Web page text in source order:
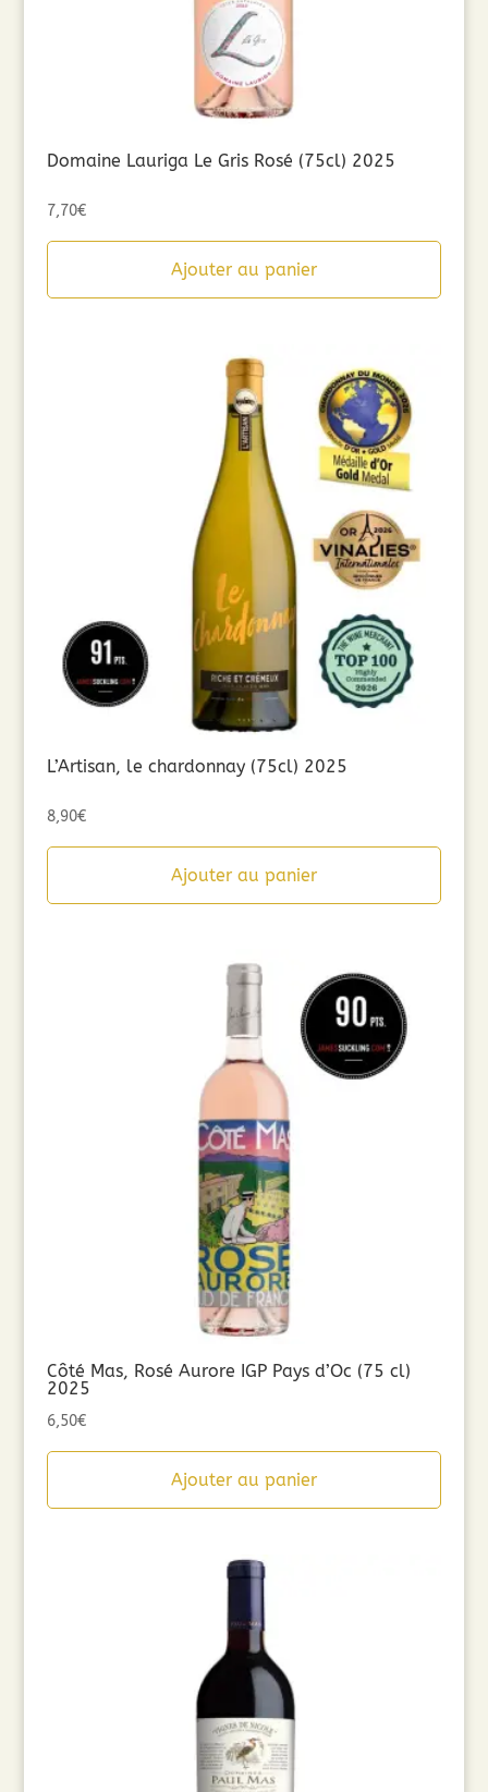
Domaine Lauriga Le Gris Rosé (75cl) 2025
7,70€
Ajouter au panier
L’Artisan, le chardonnay (75cl) 2025
8,90€
Ajouter au panier
Côté Mas, Rosé Aurore IGP Pays d’Oc (75 cl)
2025
6,50€
Ajouter au panier